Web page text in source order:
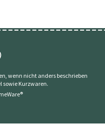
wenn nicht anders beschrieben
sowie Kurzwaren.